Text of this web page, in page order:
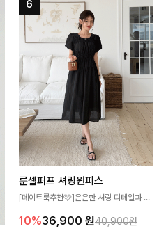
룬셀퍼프 셔링원피스
[데이트룩추천🩷]은은한 셔링 디테일과 퍼
성해주는 원피스🤍 허리 스모크 밴딩이 슬
10%36,900 원40,900원